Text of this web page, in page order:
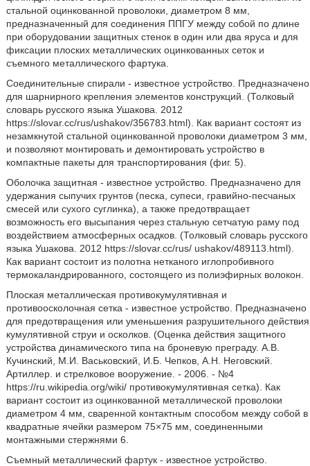
стальной оцинкованной проволоки, диаметром 8 мм,
предназначенный для соединения ППГУ между собой по длине
при оборудовании защитных стенок в один или два яруса и для
фиксации плоских металлических оцинкованных сеток и
съемного металлического фартука.
Соединительные спирали - известное устройство. Предназначено
для шарнирного крепления элементов конструкций. (Толковый
словарь русского языка Ушакова. 2012
https://slovar.cc/rus/ushakov/356783.html). Как вариант состоят из
незамкнутой стальной оцинкованной проволоки диаметром 3 мм,
и позволяют монтировать и демонтировать устройство в
компактные пакеты для транспортирования (фиг. 5).
Оболочка защитная - известное устройство. Предназначено для
удержания сыпучих грунтов (песка, супеси, гравийно-песчаных
смесей или сухого суглинка), а также предотвращает
возможность его высыпания через стальную сетчатую раму под
воздействием атмосферных осадков. (Толковый словарь русского
языка Ушакова. 2012 https://slovar.cc/rus/ ushakov/489113.html).
Как вариант состоит из полотна нетканого иглопробивного
термокаландрированного, состоящего из полиэфирных волокон.
Плоская металлическая противокумулятивная и
противоосколочная сетка - известное устройство. Предназначено
для предотвращения или уменьшения разрушительного действия
кумулятивной струи и осколков. (Оценка действия защитного
устройства динамического типа на броневую преграду. А.В.
Кучинский, М.И. Васьковский, И.Б. Чепков, А.Н. Неговский.
Артиллер. и стрелковое вооружение. - 2006. - №4
https://ru.wikipedia.org/wiki/ противокумулятивная сетка). Как
вариант состоит из оцинкованной металлической проволоки
диаметром 4 мм, сваренной контактным способом между собой в
квадратные ячейки размером 75×75 мм, соединенными
монтажными стержнями 6.
Съемный металлический фартук - известное устройство.